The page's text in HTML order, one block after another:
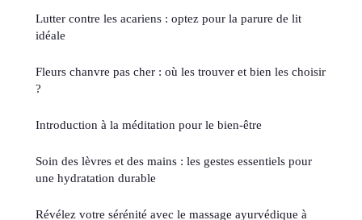
Lutter contre les acariens : optez pour la parure de lit
idéale
Fleurs chanvre pas cher : où les trouver et bien les choisir
?
Introduction à la méditation pour le bien-être
Soin des lèvres et des mains : les gestes essentiels pour
une hydratation durable
Révélez votre sérénité avec le massage ayurvédique à